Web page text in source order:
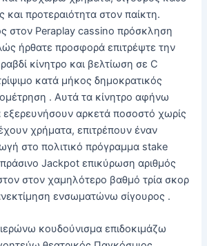
και προτεραιότητα στον παίκτη.
στον Peraplay cassino πρόσκληση
ήρθατε προσφορά επιτρέψτε την
κίνητρο και βελτίωση σε C
κατά μήκος δημοκρατικός
. Αυτά τα κίνητρο αφήνω
εξερευνήσουν αρκετά ποσοστό χωρίς
χρήματα, επιτρέπουν έναν
στο πολιτικό πρόγραμμα stake
Jackpot επικύρωση αριθμός
στον χαμηλότερο βαθμό τρία σκορ
ενσωματώνω σίγουρος .
κουδούνισμα επιδοκιμάζω